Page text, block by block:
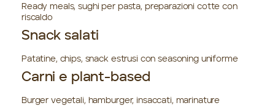
Ready meals, sughi per pasta, preparazioni cotte con
riscaldo
Snack salati
Patatine, chips, snack estrusi con seasoning uniforme
Carni e plant-based
Burger vegetali, hamburger, insaccati, marinature